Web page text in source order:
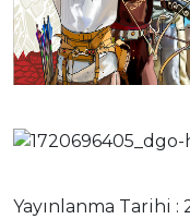
Yayınlanma Tarihi :